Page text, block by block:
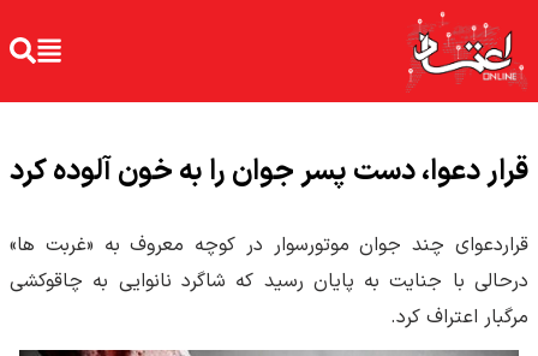
قرار دعوا، دست پسر جوان را به خون آلوده کرد
قراردعوای چند جوان موتورسوار در کوچه معروف به «غربت ها»
درحالی با جنایت به پایان رسید که شاگرد نانوایی به چاقوکشی
مرگبار اعتراف کرد.